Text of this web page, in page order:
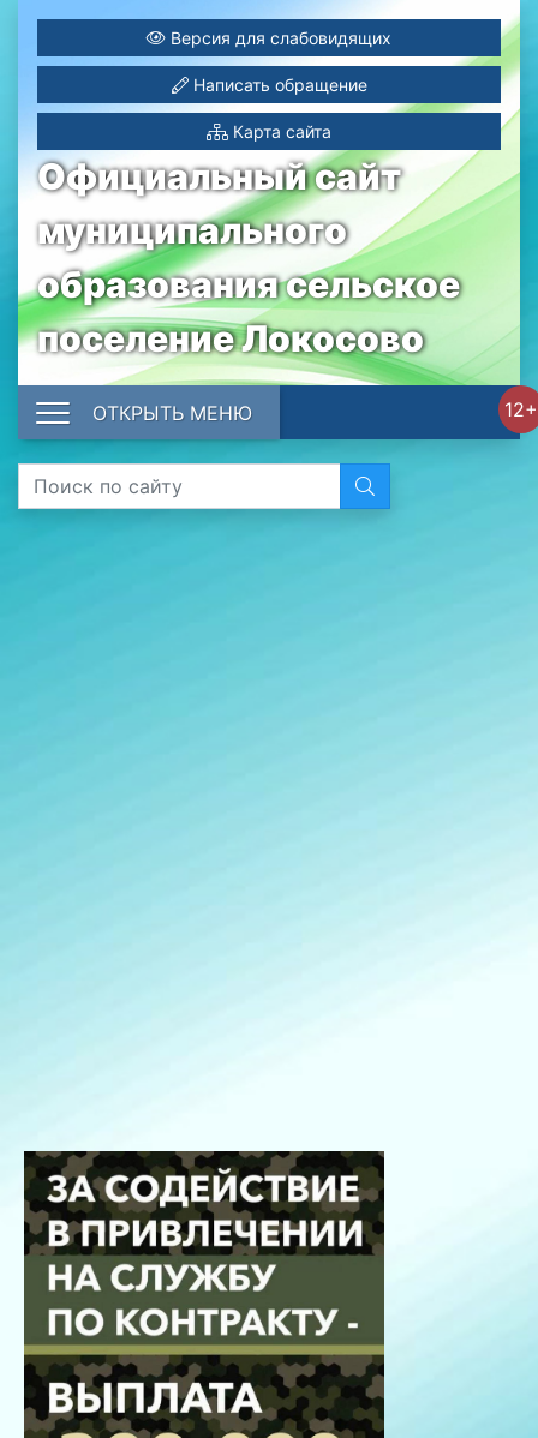
Официальный сайт
муниципального
образования сельское
поселение Локосово
Версия для слабовидящих
Написать обращение
Карта сайта
12+
ОТКРЫТЬ МЕНЮ